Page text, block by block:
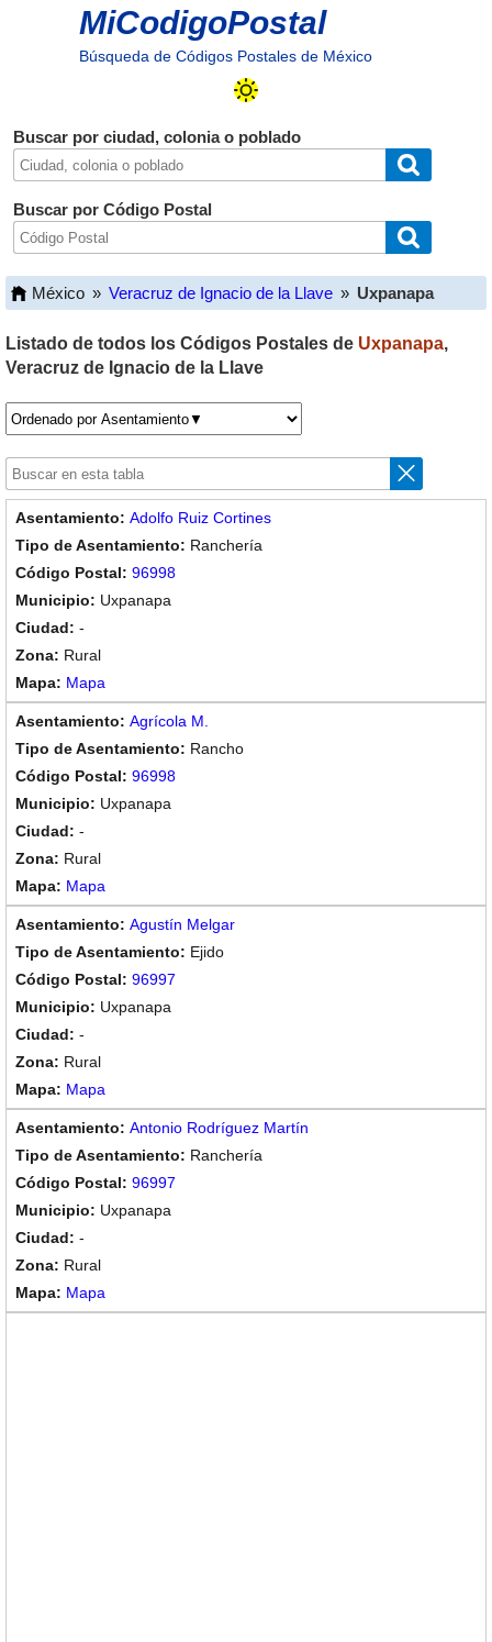
MiCodigoPostal
Búsqueda de Códigos Postales de México
Buscar por ciudad, colonia o poblado
Buscar por Código Postal
México » Veracruz de Ignacio de la Llave » Uxpanapa
Listado de todos los Códigos Postales de Uxpanapa,
Veracruz de Ignacio de la Llave
Adolfo Ruiz Cortines
Ranchería
96998
Uxpanapa
-
Rural
Mapa
Agrícola M.
Rancho
96998
Uxpanapa
-
Rural
Mapa
Agustín Melgar
Ejido
96997
Uxpanapa
-
Rural
Mapa
Antonio Rodríguez Martín
Ranchería
96997
Uxpanapa
-
Rural
Mapa